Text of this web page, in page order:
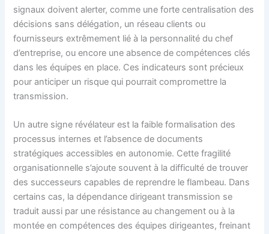
signaux doivent alerter, comme une forte centralisation des
décisions sans délégation, un réseau clients ou
fournisseurs extrêmement lié à la personnalité du chef
d’entreprise, ou encore une absence de compétences clés
dans les équipes en place. Ces indicateurs sont précieux
pour anticiper un risque qui pourrait compromettre la
transmission.
Un autre signe révélateur est la faible formalisation des
processus internes et l’absence de documents
stratégiques accessibles en autonomie. Cette fragilité
organisationnelle s’ajoute souvent à la difficulté de trouver
des successeurs capables de reprendre le flambeau. Dans
certains cas, la dépendance dirigeant transmission se
traduit aussi par une résistance au changement ou à la
montée en compétences des équipes dirigeantes, freinant